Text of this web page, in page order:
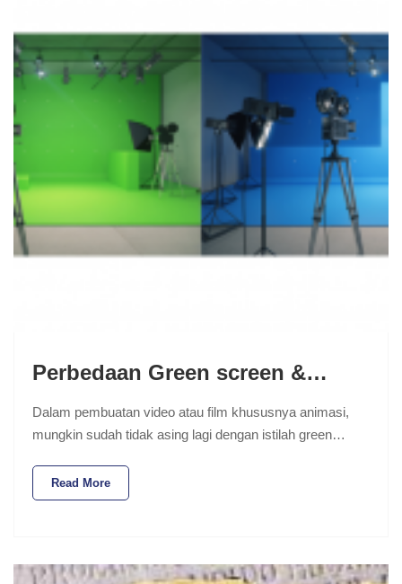
Perbedaan Green screen &…
Dalam pembuatan video atau film khususnya animasi,
mungkin sudah tidak asing lagi dengan istilah green…
Read More